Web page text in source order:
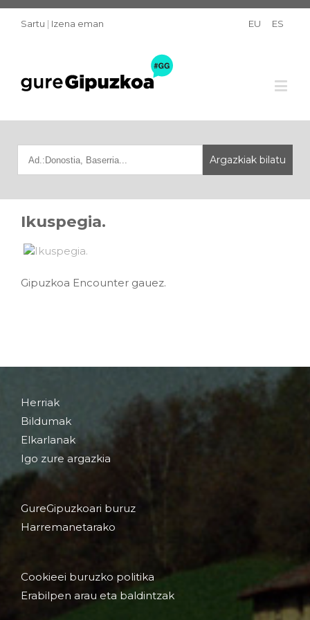
Sartu | Izena eman EU ES
Ikuspegia.
Gipuzkoa Encounter gauez.
Herriak
Bildumak
Elkarlanak
Igo zure argazkia
GureGipuzkoari buruz
Harremanetarako
Cookieei buruzko politika
Erabilpen arau eta baldintzak